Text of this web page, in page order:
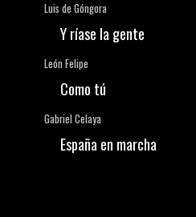
Luis de Góngora
Y ríase la gente
León Felipe
Como tú
Gabriel Celaya
España en marcha